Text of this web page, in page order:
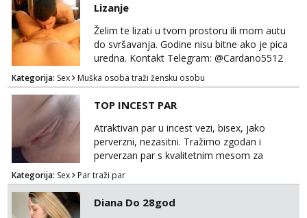
Lizanje
Želim te lizati u tvom prostoru ili mom autu
do svršavanja. Godine nisu bitne ako je pica
uredna. Kontakt Telegram: @Cardano5512
Email: myjohny15@protonmail.com
Kategorija: Sex Muška osoba traži žensku osobu
TOP INCEST PAR
Atraktivan par u incest vezi, bisex, jako
perverzni, nezasitni. Tražimo zgodan i
perverzan par s kvalitetnim mesom za
uživanje u svim vrstama seksa. Diskrecija
obavezna. Samo ozbiljne ponude preko
Whats appa na broj 091 591 3523.
Kategorija: Sex Par traži par
Diana Do 28god